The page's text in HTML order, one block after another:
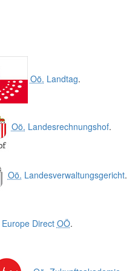
Oö. Landtag.
Oö. Landesrechnungshof.
Oö. Landesverwaltungsgericht.
Europe Direct OÖ.